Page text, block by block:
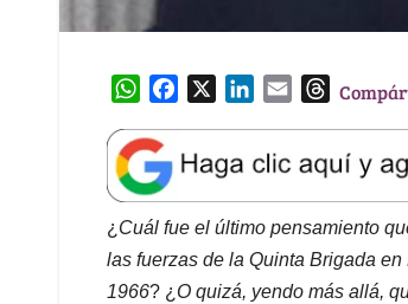
W
a
t
s
A
p
p
e
b
o
o
k
k
e
d
I
n
l
T
e
a
d
s
¿Cuál fue el último pensamiento
las fuerzas de la Quinta Brigada
1966? ¿O quizá, yendo más allá,